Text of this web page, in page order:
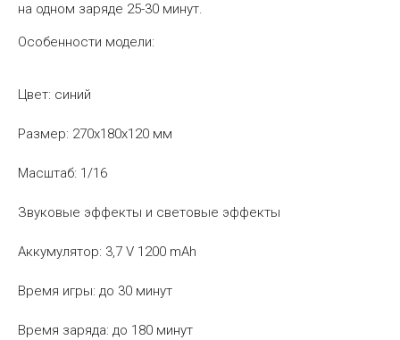
на одном заряде 25-30 минут.
Особенности модели:
Цвет: синий
Размер: 270х180х120 мм
Масштаб: 1/16
Звуковые эффекты и световые эффекты
Аккумулятор: 3,7 V 1200 mAh
Время игры: до 30 минут
Время заряда: до 180 минут